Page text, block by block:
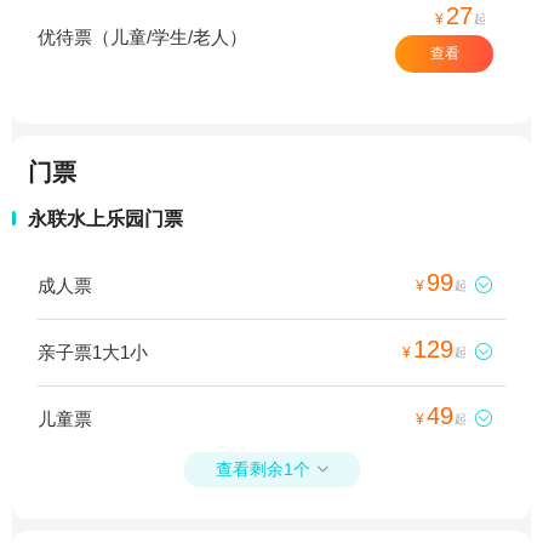
优待票（儿童/学生/老人）
¥ 27起
查看
门票
永联水上乐园门票
成人票 ¥ 99起 
亲子票1大1小 ¥ 129起 
儿童票 ¥49起 
查看剩余1个 